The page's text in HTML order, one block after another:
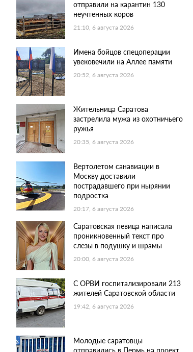
отправили на карантин 130
неучтенных коров
21:10, 6 августа 2026
Имена бойцов спецоперации
увековечили на Аллее памяти
20:52, 6 августа 2026
Жительница Саратова
застрелила мужа из охотничьего
ружья
20:35, 6 августа 2026
Вертолетом санавиации в
Москву доставили
пострадавшего при нырянии
подростка
20:17, 6 августа 2026
Саратовская певица написала
проникновенный текст про
слезы в подушку и шрамы
20:00, 6 августа 2026
С ОРВИ госпитализировали 213
жителей Саратовской области
19:42, 6 августа 2026
Молодые саратовцы